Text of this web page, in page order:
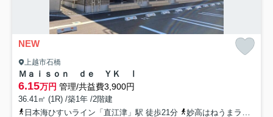
NEW
上越市石橋
Ｍａｉｓｏｎ ｄｅ ＹＫ Ⅰ
6.15万円 管理/共益費3,900円
36.41㎡ (1R) /築1年 /2階建
日本海ひすいライン「直江津」駅 徒歩21分
妙高はねうまライン「直江津」駅 徒歩21分